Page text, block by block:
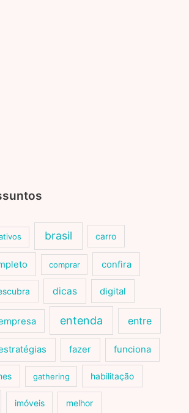
brasil carro
comprar confira
dicas digital
entenda entre
fazer funciona
gathering habilitação
imóveis melhor